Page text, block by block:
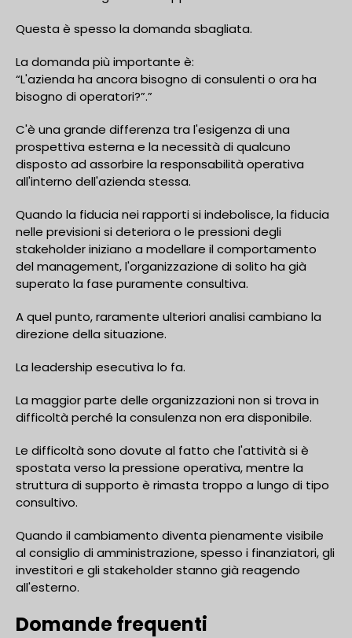
Questa è spesso la domanda sbagliata.
La domanda più importante è:
“L'azienda ha ancora bisogno di consulenti o ora ha
bisogno di operatori?”.”
C'è una grande differenza tra l'esigenza di una
prospettiva esterna e la necessità di qualcuno
disposto ad assorbire la responsabilità operativa
all'interno dell'azienda stessa.
Quando la fiducia nei rapporti si indebolisce, la fiducia
nelle previsioni si deteriora o le pressioni degli
stakeholder iniziano a modellare il comportamento
del management, l'organizzazione di solito ha già
superato la fase puramente consultiva.
A quel punto, raramente ulteriori analisi cambiano la
direzione della situazione.
La leadership esecutiva lo fa.
La maggior parte delle organizzazioni non si trova in
difficoltà perché la consulenza non era disponibile.
Le difficoltà sono dovute al fatto che l'attività si è
spostata verso la pressione operativa, mentre la
struttura di supporto è rimasta troppo a lungo di tipo
consultivo.
Quando il cambiamento diventa pienamente visibile
al consiglio di amministrazione, spesso i finanziatori, gli
investitori e gli stakeholder stanno già reagendo
all'esterno.
Domande frequenti